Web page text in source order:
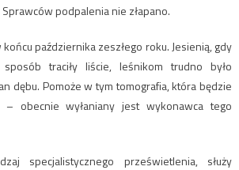
podpalenia nie złapano.
października zeszłego roku. Jesienią, gdy
traciły liście, leśnikom trudno było
dębu. Pomoże w tym tomografia, która będzie
– obecnie wyłaniany jest wykonawca tego
specjalistycznego prześwietlenia, służy